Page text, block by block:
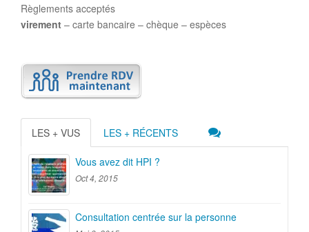
Règlements acceptés
virement – carte bancaire – chèque – espèces
LES + VUS LES + RÉCENTS
Vous avez dit HPI ?
Oct 4, 2015
Consultation centrée sur la personne